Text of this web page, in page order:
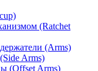
(Ratchet
(Arms)
Arms)
(Offset Arms)